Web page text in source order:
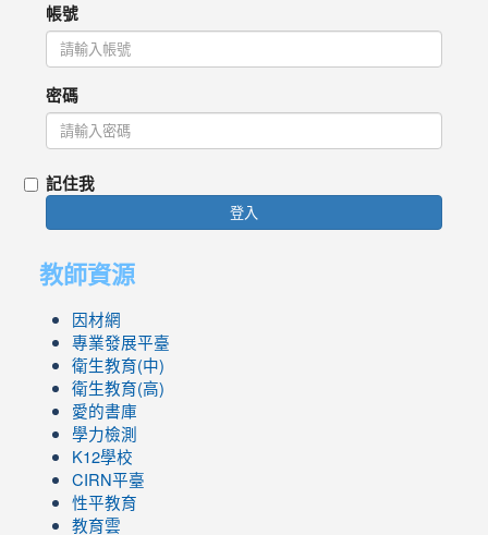
帳號
密碼
記住我
登入
教師資源
因材網
專業發展平臺
衛生教育(中)
衛生教育(高)
愛的書庫
學力檢測
K12學校
CIRN平臺
性平教育
教育雲